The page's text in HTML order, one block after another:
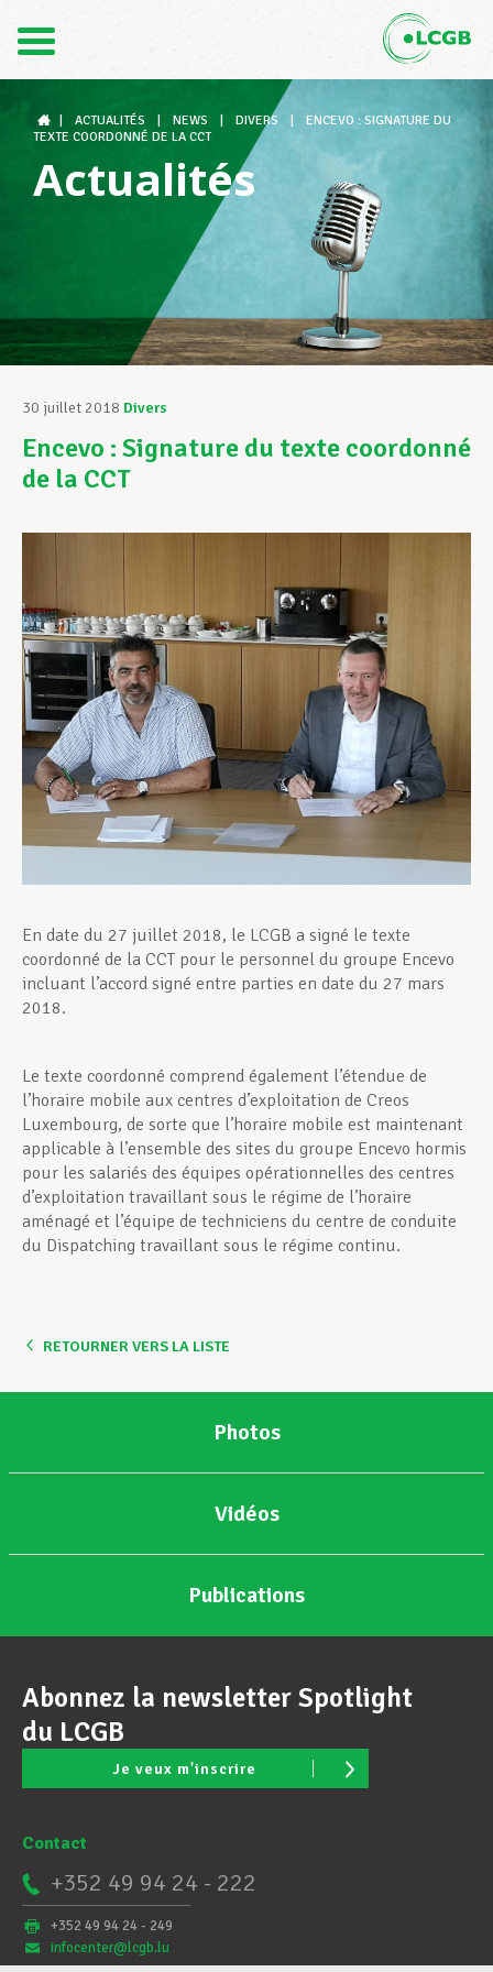
DE
Le LCGB
Structures syndicales
Assistance au Travail
Vos droits
Développement professionnel
Devenir Membre
Actualités
ACTUALITÉS NEWS DIVERS
ENCEVO : SIGNATURE DU
TEXTE COORDONNÉ DE LA CCT
Actualités
30 juillet 2018 Divers
Encevo : Signature du texte coordonné
de la CCT
En date du 27 juillet 2018, le LCGB a signé le texte
coordonné de la CCT pour le personnel du groupe Encevo
incluant l’accord signé entre parties en date du 27 mars
2018.
Le texte coordonné comprend également l’étendue de
l’horaire mobile aux centres d’exploitation de Creos
Luxembourg, de sorte que l’horaire mobile est maintenant
applicable à l’ensemble des sites du groupe Encevo hormis
pour les salariés des équipes opérationnelles des centres
d’exploitation travaillant sous le régime de l’horaire
aménagé et l’équipe de techniciens du centre de conduite
du Dispatching travaillant sous le régime continu.
RETOURNER VERS LA LISTE
Photos
Vidéos
Publications
Abonnez la newsletter Spotlight
du LCGB
Je veux m'inscrire
Contact
+352 49 94 24 - 222
+352 49 94 24 - 249
infocenter@lcgb.lu